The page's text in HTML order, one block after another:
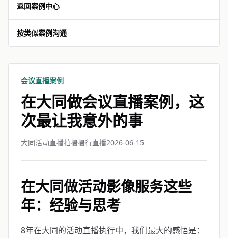
返回案例中心
按类似案例沟通
会议直播案例
在大同做会议直播案例，这
次最让我意外的事
大同活动直播拍摄摄行直播2026-06-15
在大同做活动影像服务这些
年：经验与思考
8年在大同的活动直播执行中，我们最大的感悟是：